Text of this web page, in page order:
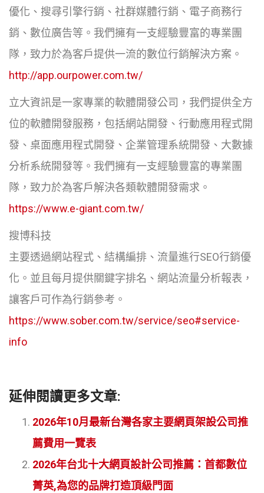
優化、搜尋引擎行銷、社群媒體行銷、電子商務行
銷、數位廣告等。我們擁有一支經驗豐富的專業團
隊，致力於為客戶提供一流的數位行銷解決方案。
http://app.ourpower.com.tw/
立大資訊是一家專業的軟體開發公司，我們提供全方
位的軟體開發服務，包括網站開發、行動應用程式開
發、桌面應用程式開發、企業管理系統開發、大數據
分析系統開發等。我們擁有一支經驗豐富的專業團
隊，致力於為客戶解決各類軟體開發需求。
https://www.e-giant.com.tw/
搜博科技
主要透過網站程式、結構編排、流量進行SEO行銷優
化。並且每月提供關鍵字排名、網站流量分析報表，
讓客戶可作為行銷參考。
https://www.sober.com.tw/service/seo#service-
info
延伸閱讀更多文章:
2026年10月最新台灣各家主要網頁架設公司推
薦費用一覽表
2026年台北十大網頁設計公司推薦：首都數位
菁英,為您的品牌打造頂級門面